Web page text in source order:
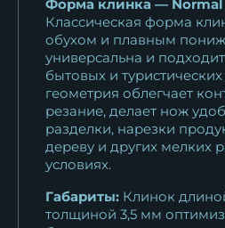
Форма клинка — Normal
Классическая форма
обухом и плавным
универсальна и
бытовых и
геометрия облегчает
резание, делает нож
разделки, нарезки
дереву и других мелких
условиях.
Габариты: Клинок
толщиной 3,5 мм